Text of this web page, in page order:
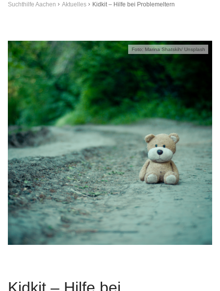
Suchthilfe Aachen Aktuelles Kidkit – Hilfe bei Problemeltern
Foto: Marina Shatskih/ Unsplash